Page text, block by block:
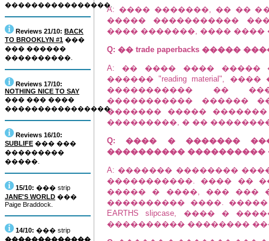
����������������.
Reviews 21/10: BACK
TO BROOKLYN #1 ���
��� ������
����������.
Reviews 17/10:
NOTHING NICE TO SAY
��� ��� ����
����������������.
Reviews 16/10:
SUBLIFE ��� ���
���������
�����.
15/10: ��� strip
JANE'S WORLD ���
Paige Braddock.
14/10: ��� strip
�������������
A: ���� �������, �� ��
����� �����������
���� �������, ���� ����
Q: �� trade paperbacks �����
A: �� ���� ���� �����
������ "reading material",
����������� ��
����������� ������
������� �����
���������, � ��
Q: ���� � �������
���������� ����������
A: ������� ��������
�����������. ���� ��
����� � ����, ��� ���
���������� ����. �����
EARTHS slipcase, ���� �
���������� �������� ����